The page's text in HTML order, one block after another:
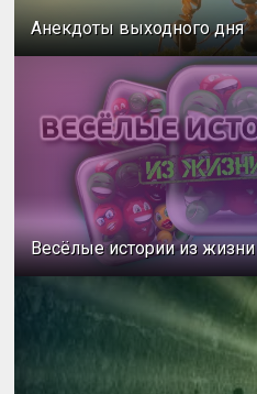
Анекдоты выходного дня
Весёлые истории из жизни